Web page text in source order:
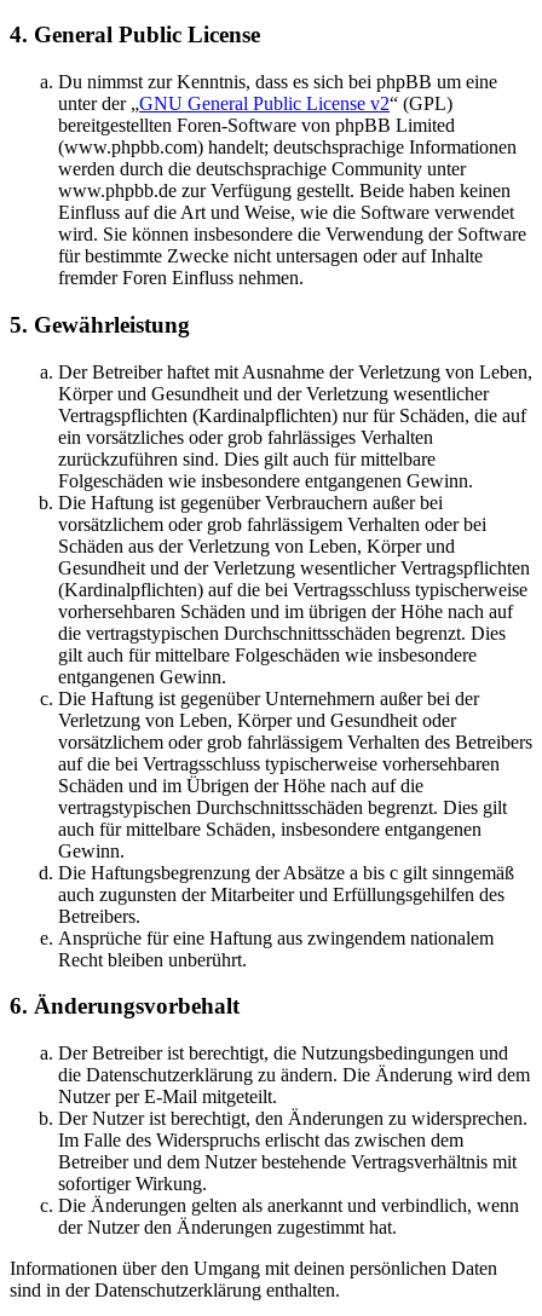
4. General Public License
Du nimmst zur Kenntnis, dass es sich bei phpBB um eine
unter der „GNU General Public License v2“ (GPL)
bereitgestellten Foren-Software von phpBB Limited
(www.phpbb.com) handelt; deutschsprachige Informationen
werden durch die deutschsprachige Community unter
www.phpbb.de zur Verfügung gestellt. Beide haben keinen
Einfluss auf die Art und Weise, wie die Software verwendet
wird. Sie können insbesondere die Verwendung der Software
für bestimmte Zwecke nicht untersagen oder auf Inhalte
fremder Foren Einfluss nehmen.
5. Gewährleistung
Der Betreiber haftet mit Ausnahme der Verletzung von Leben,
Körper und Gesundheit und der Verletzung wesentlicher
Vertragspflichten (Kardinalpflichten) nur für Schäden, die auf
ein vorsätzliches oder grob fahrlässiges Verhalten
zurückzuführen sind. Dies gilt auch für mittelbare
Folgeschäden wie insbesondere entgangenen Gewinn.
Die Haftung ist gegenüber Verbrauchern außer bei
vorsätzlichem oder grob fahrlässigem Verhalten oder bei
Schäden aus der Verletzung von Leben, Körper und
Gesundheit und der Verletzung wesentlicher Vertragspflichten
(Kardinalpflichten) auf die bei Vertragsschluss typischerweise
vorhersehbaren Schäden und im übrigen der Höhe nach auf
die vertragstypischen Durchschnittsschäden begrenzt. Dies
gilt auch für mittelbare Folgeschäden wie insbesondere
entgangenen Gewinn.
Die Haftung ist gegenüber Unternehmern außer bei der
Verletzung von Leben, Körper und Gesundheit oder
vorsätzlichem oder grob fahrlässigem Verhalten des Betreibers
auf die bei Vertragsschluss typischerweise vorhersehbaren
Schäden und im Übrigen der Höhe nach auf die
vertragstypischen Durchschnittsschäden begrenzt. Dies gilt
auch für mittelbare Schäden, insbesondere entgangenen
Gewinn.
Die Haftungsbegrenzung der Absätze a bis c gilt sinngemäß
auch zugunsten der Mitarbeiter und Erfüllungsgehilfen des
Betreibers.
Ansprüche für eine Haftung aus zwingendem nationalem
Recht bleiben unberührt.
6. Änderungsvorbehalt
Der Betreiber ist berechtigt, die Nutzungsbedingungen und
die Datenschutzerklärung zu ändern. Die Änderung wird dem
Nutzer per E-Mail mitgeteilt.
Der Nutzer ist berechtigt, den Änderungen zu widersprechen.
Im Falle des Widerspruchs erlischt das zwischen dem
Betreiber und dem Nutzer bestehende Vertragsverhältnis mit
sofortiger Wirkung.
Die Änderungen gelten als anerkannt und verbindlich, wenn
der Nutzer den Änderungen zugestimmt hat.
Informationen über den Umgang mit deinen persönlichen Daten
sind in der Datenschutzerklärung enthalten.